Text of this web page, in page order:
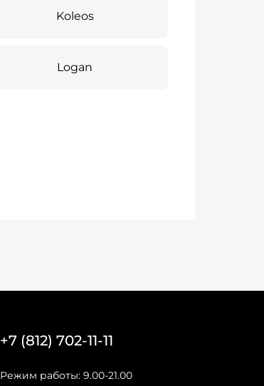
Koleos
Logan
+7 (812) 702-11-11
Режим работы: 9.00-21.00